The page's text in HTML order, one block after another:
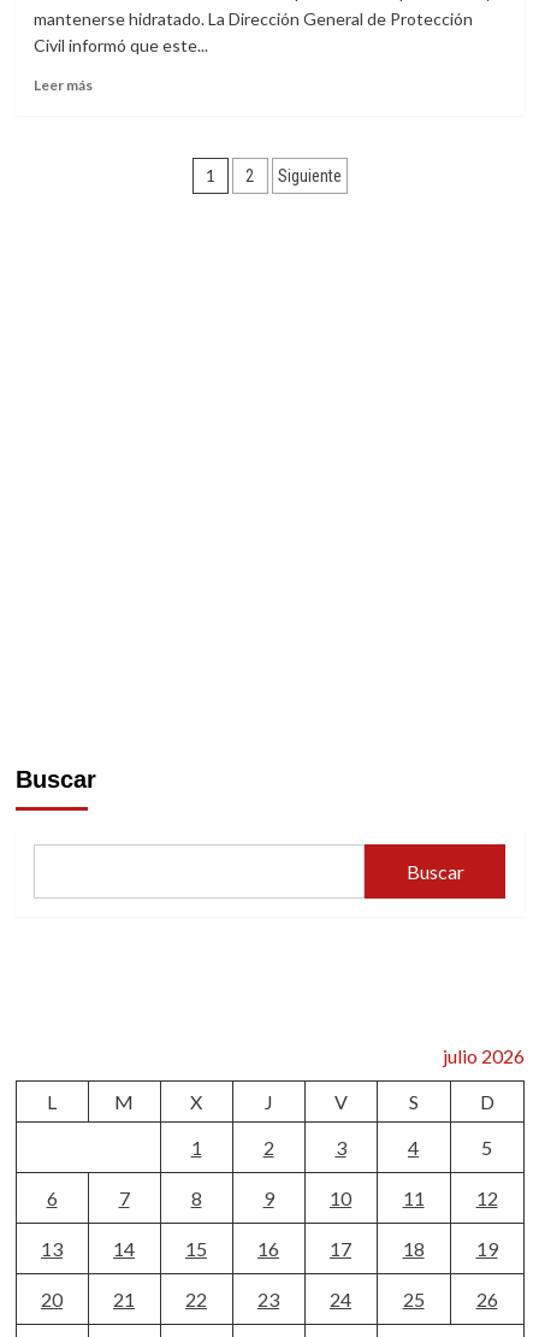
auditivos
a
mantenerse hidratado. La Dirección General de Protección
Civil informó que este...
Leer másLeer
Paginación
1 2 Siguiente
Buscar
Buscar
julio 2026
L
M X J V S
D
1
2 3 4 5
6 7 8 9 10 11 12
13 14 15 16 17 18 19
20 21 22 23 24 25 26